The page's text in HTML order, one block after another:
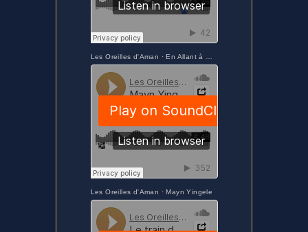
Les Oreilles d'Aman ·En Allant à Uskudar - sextet(Extrait)
Les Oreilles d'Aman ·Mayn Yingele